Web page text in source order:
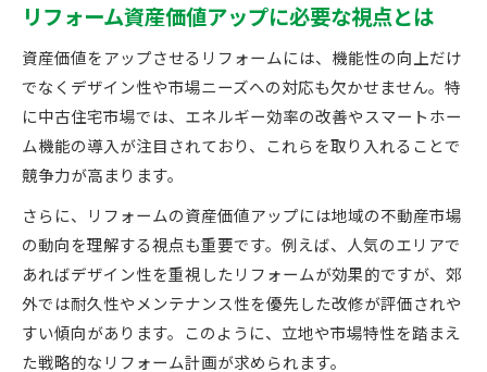
法
築年数に合わせたリフォーム価値の高め方
耐久性向上と資産価値維持のリフォーム戦略
リフォーム資産価値を長く保つための工夫
築年数ごとの資産価値とリフォーム効果
築40年住宅のリフォーム価値と資産維持法
築年数別リフォームで資産価値はどう変わるか
古い家のリフォームで価値を引き出すポイント
築古物件のリフォーム資産価値向上の秘訣
築年数ごとのリフォーム効果とメリット比較
将来を見据えたリフォーム判断の極意
リフォーム資産価値アップに必要な視点とは
資産価値をアップさせるリフォームには、機能性の向上だけ
でなくデザイン性や市場ニーズへの対応も欠かせません。特
に中古住宅市場では、エネルギー効率の改善やスマートホー
ム機能の導入が注目されており、これらを取り入れることで
競争力が高まります。
さらに、リフォームの資産価値アップには地域の不動産市場
の動向を理解する視点も重要です。例えば、人気のエリアで
あればデザイン性を重視したリフォームが効果的ですが、郊
外では耐久性やメンテナンス性を優先した改修が評価されや
すい傾向があります。このように、立地や市場特性を踏まえ
た戦略的なリフォーム計画が求められます。